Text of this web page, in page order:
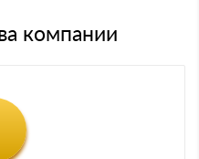
компании